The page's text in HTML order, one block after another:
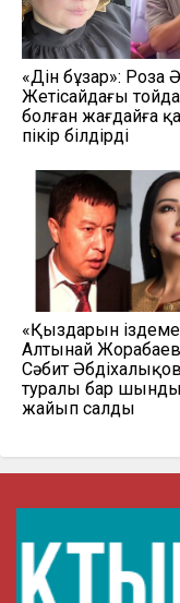
«Дін бұзар»: Роза
Жетісайдағы тойда
болған жағдайға
пікір білдірді
«Қыздарын
Алтынай
Сәбит Әбдіхалықов
туралы бар
жайып салды